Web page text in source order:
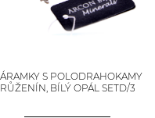
S POLODRAHOKAMY
RŮŽENÍN, BÍLÝ OPÁL SETD/3